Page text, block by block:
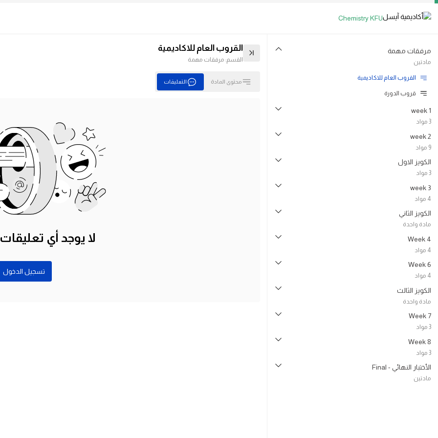
Chemistry KFU
مرفقات مهمة
مادتين
القروب العام للاكاديمية
قروب الدورة
week 1
3 مواد
week 2
9 مواد
الكويز الاول
3 مواد
week 3
4 مواد
الكويز الثاني
مادة واحدة
Week 4
4 مواد
Week 6
4 مواد
الكويز الثالث
مادة واحدة
Week 7
3 مواد
Week 8
3 مواد
الأختبار النهائي - Final
مادتين
القروب العام للاكاديمية
القسم: مرفقات مهمة
محتوى المادة التعليقات
لا يوجد أي
تسجيل الدخول